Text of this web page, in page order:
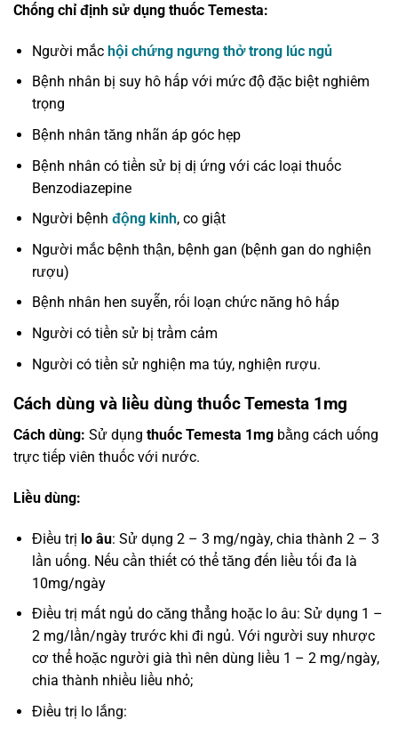
Chống chỉ định sử dụng thuốc Temesta:
Người mắc hội chứng ngưng thở trong lúc ngủ
Bệnh nhân bị suy hô hấp với mức độ đặc biệt nghiêm
trọng
Bệnh nhân tăng nhãn áp góc hẹp
Bệnh nhân có tiền sử bị dị ứng với các loại thuốc
Benzodiazepine
Người bệnh động kinh, co giật
Người mắc bệnh thận, bệnh gan (bệnh gan do nghiện
rượu)
Bệnh nhân hen suyễn, rối loạn chức năng hô hấp
Người có tiền sử bị trầm cảm
Người có tiền sử nghiện ma túy, nghiện rượu.
Cách dùng và liều dùng thuốc Temesta 1mg
Cách dùng: Sử dụng thuốc Temesta 1mg bằng cách uống
trực tiếp viên thuốc với nước.
Liều dùng:
Điều trị lo âu: Sử dụng 2 – 3 mg/ngày, chia thành 2 – 3
lần uống. Nếu cần thiết có thể tăng đến liều tối đa là
10mg/ngày
Điều trị mất ngủ do căng thẳng hoặc lo âu: Sử dụng 1 –
2 mg/lần/ngày trước khi đi ngủ. Với người suy nhược
cơ thể hoặc người già thì nên dùng liều 1 – 2 mg/ngày,
chia thành nhiều liều nhỏ;
Điều trị lo lắng: